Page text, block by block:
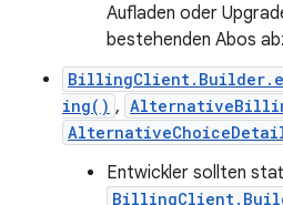
Aufladen oder
bestehenden Abos
ing() ,
Entwickler sollten